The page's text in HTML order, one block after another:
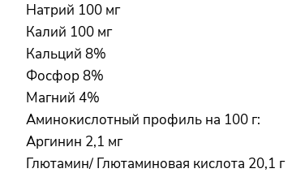
Натрий 100 мг
Калий 100 мг
Кальций 8%
Фосфор 8%
Магний 4%
Аминокислотный профиль на 100 г:
Аргинин 2,1 мг
Глютамин/ Глютаминовая кислота 20,1 г